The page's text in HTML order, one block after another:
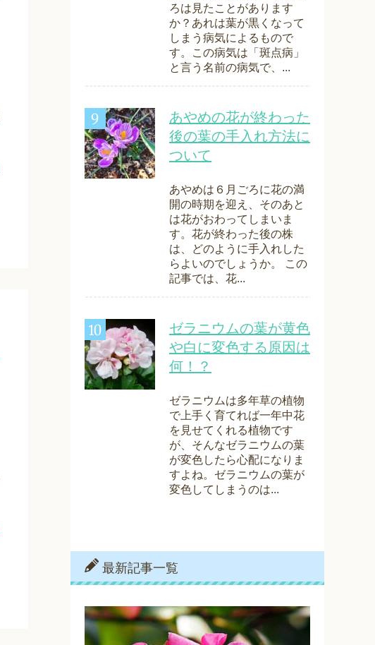
ろは見たことがあります
か？あれは葉が黒くなって
しまう病気によるもので
す。この病気は「斑点病」
と言う名前の病気で、...
あやめの花が終わった
後の葉の手入れ方法に
ついて
あやめは６月ごろに花の満
開の時期を迎え、そのあと
は花がおわってしまいま
す。花が終わった後の株
は、どのように手入れした
らよいのでしょうか。 この
記事では、花...
ゼラニウムの葉が黄色
や白に変色する原因は
何！？
ゼラニウムは多年草の植物
で上手く育てれば一年中花
を見せてくれる植物です
が、そんなゼラニウムの葉
が変色したら心配になりま
すよね。ゼラニウムの葉が
変色してしまうのは...
最新記事一覧